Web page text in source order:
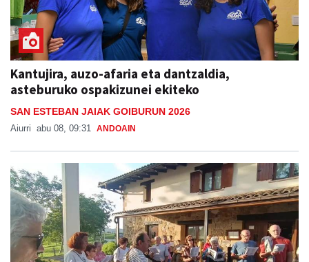
Kantujira, auzo-afaria eta dantzaldia,
asteburuko ospakizunei ekiteko
SAN ESTEBAN JAIAK GOIBURUN 2026
Aiurri abu 08, 09:31 ANDOAIN